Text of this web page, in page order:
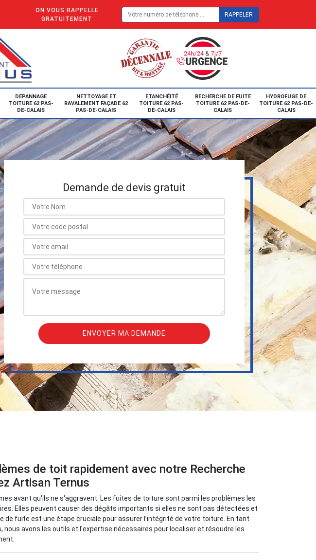
ON VOUS RAPPELLE
GRATUITEMENT
DEPANNAGE
TOITURE 62 PAS-
DE-CALAIS
NETTOYAGE ET
RAVALEMENT FAÇADE 62
PAS-DE-CALAIS
ETANCHÉITÉ
TOITURE 62 PAS-
DE-CALAIS
RECHERCHE DE FUITE
TOITURE 62 PAS-DE-
CALAIS
HYDROFUGE DE
TOITURE 62 PAS-DE-
CALAIS
Demande de devis gratuit
de toit rapidement avec notre Recherche
Artisan Ternus
avant qu'ils ne s'aggravent. Les fuites de toiture sont parmi les problèmes les
Elles peuvent causer des dégâts importants si elles ne sont pas détectées et
de fuite est une étape cruciale pour assurer l’intégrité de votre toiture. En tant
nous avons les outils et l'expertise nécessaires pour localiser et résoudre les